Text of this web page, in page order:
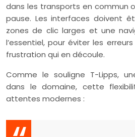
dans les transports en commun
pause. Les interfaces doivent
zones de clic larges et une
l’essentiel, pour éviter les
frustration qui en découle.
Comme le souligne T-Lipps,
dans le domaine, cette
attentes modernes :